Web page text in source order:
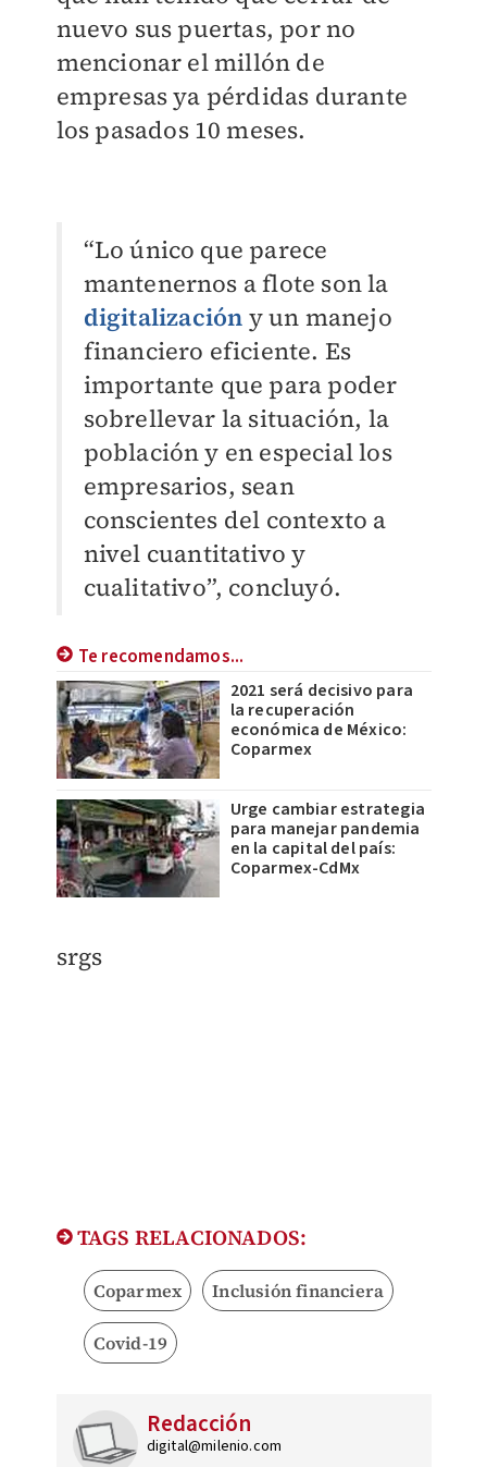
nuevo sus puertas, por no
mencionar el millón de
empresas ya pérdidas durante
los pasados 10 meses.
“Lo único que parece
mantenernos a flote son la
digitalización y un manejo
financiero eficiente. Es
importante que para poder
sobrellevar la situación, la
población y en especial los
empresarios, sean
conscientes del contexto a
nivel cuantitativo y
cualitativo”, concluyó.
Te recomendamos...
2021 será decisivo para
la recuperación
económica de México:
Coparmex
Urge cambiar estrategia
para manejar pandemia
en la capital del país:
Coparmex-CdMx
srgs
TAGS RELACIONADOS:
Coparmex Inclusión financiera
Covid-19
Redacción
digital@milenio.com